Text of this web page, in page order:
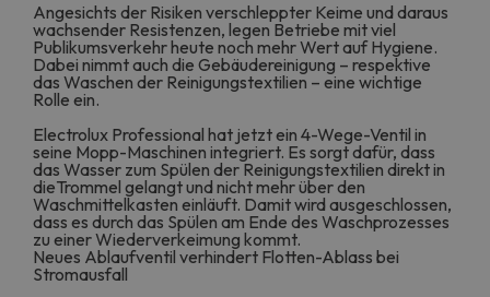
Angesichts der Risiken verschleppter Keime und daraus
wachsender Resistenzen, legen Betriebe mit viel
Publikumsverkehr heute noch mehr Wert auf Hygiene.
Dabei nimmt auch die Gebäudereinigung – respektive
das Waschen der Reinigungstextilien – eine wichtige
Rolle ein.
Electrolux Professional hat jetzt ein 4-Wege-Ventil in
seine Mopp-Maschinen integriert. Es sorgt dafür, dass
das Wasser zum Spülen der Reinigungstextilien direkt in
dieTrommel gelangt und nicht mehr über den
Waschmittelkasten einläuft. Damit wird ausgeschlossen,
dass es durch das Spülen am Ende des Waschprozesses
zu einer Wiederverkeimung kommt.
Neues Ablaufventil verhindert Flotten-Ablass bei
Stromausfall